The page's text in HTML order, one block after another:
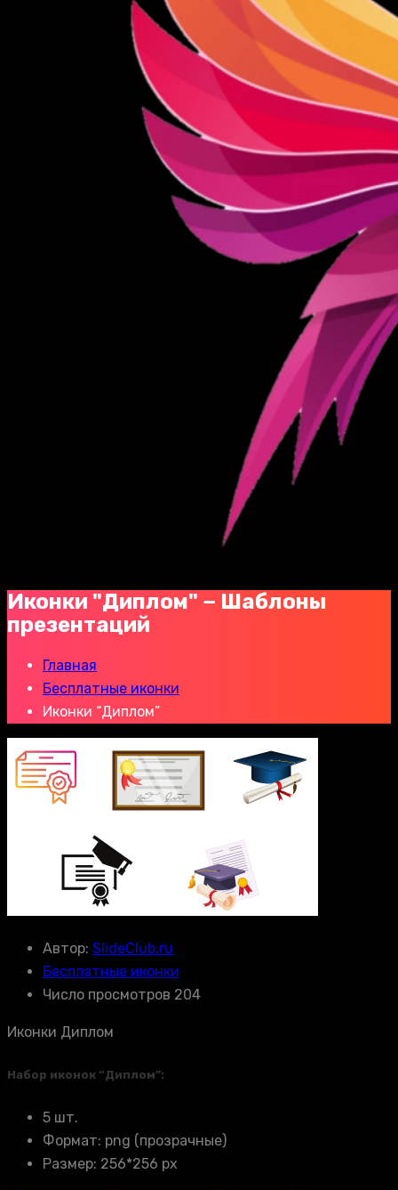
Иконки "Диплом" − Шаблоны
презентаций
Главная
Бесплатные иконки
Иконки “Диплом”
Автор: SlideClub.ru
Бесплатные иконки
Число просмотров 204
Иконки Диплом
Набор иконок “Диплом”:
5 шт.
Формат: png (прозрачные)
Размер: 256*256 px